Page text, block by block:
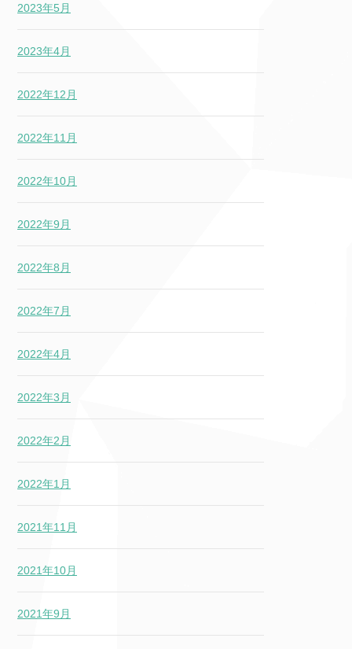
2023年5月
2023年4月
2022年12月
2022年11月
2022年10月
2022年9月
2022年8月
2022年7月
2022年4月
2022年3月
2022年2月
2022年1月
2021年11月
2021年10月
2021年9月